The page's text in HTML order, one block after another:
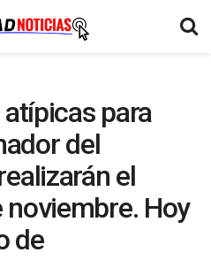
para
del
el
Hoy
de